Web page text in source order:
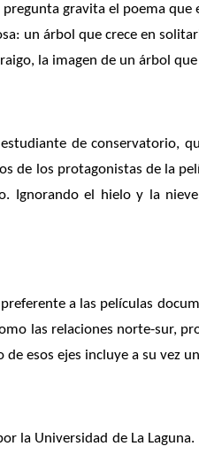
gravita el poema
un árbol que crece en
la imagen de un árbol
de conservatorio,
los protagonistas de la
el hielo y la
a las películas
las relaciones norte-sur,
esos ejes incluye a su vez
la Universidad de La